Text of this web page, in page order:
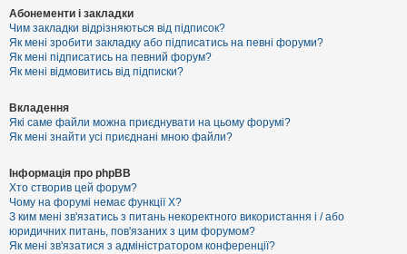
Абонементи і закладки
Чим закладки відрізняються від підписок?
Як мені зробити закладку або підписатись на певні форуми?
Як мені підписатись на певний форум?
Як мені відмовитись від підписки?
Вкладення
Які саме файли можна приєднувати на цьому форумі?
Як мені знайти усі приєднані мною файли?
Інформація про phpBB
Хто створив цей форум?
Чому на форумі немає функції X?
З ким мені зв'язатись з питань некоректного використання і / або
юридичних питань, пов'язаних з цим форумом?
Як мені зв'язатися з адміністратором конференції?